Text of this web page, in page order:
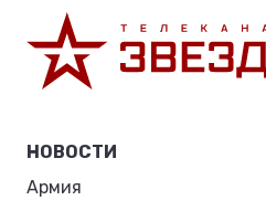
НОВОСТИ
Армия